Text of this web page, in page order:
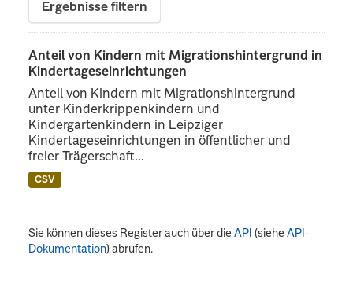
Ergebnisse filtern
Anteil von Kindern mit Migrationshintergrund in
Kindertageseinrichtungen
Anteil von Kindern mit Migrationshintergrund
unter Kinderkrippenkindern und
Kindergartenkindern in Leipziger
Kindertageseinrichtungen in öffentlicher und
freier Trägerschaft...
CSV
Sie können dieses Register auch über dieAPI (sieheAPI-
Dokumentation) abrufen.